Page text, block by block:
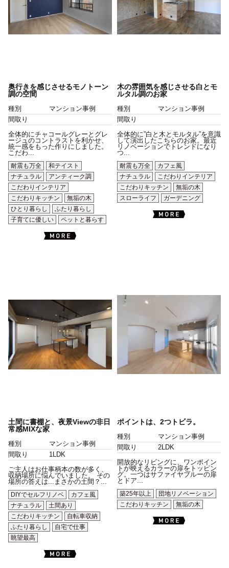
奥行きを感じさせるモノトーン
調の空間
種別
マンション事例
間取り
全体的にチャコールグレーとグレ
ージュのコントラストを利かせ、
統一感をもった作りにしました。
こだわ...
耐震も万全
和テイスト
ナチュラル
アンティーク調
こだわりインテリア
こだわりキッチン
無垢の木
ひとり暮らし
ふたり暮らし
子育てに優しい
ペットと暮らす
木の雰囲気を感じさせる白とモ
ルタル調のお家
種別
マンション事例
間取り
全体的に”白と木とモルタル”を意識
して演出したこちらのお家。最近
リノベーションでトレンドになり
つ...
耐震も万全
カフェ風
ナチュラル
こだわりインテリア
こだわりキッチン
無垢の木
スローライフ
ガーデニング
土間に書棚と、夜景Viewの非日
常感MIXな家
種別
マンション事例
間取り
1LDK
ご主人はお仕事柄本の数が多く、
収納場所に悩んでいました。 その
場所の答えは...まさかの土間？...
DIYでセルフリノベ
カフェ風
ナチュラル
土間あり
こだわりキッチン
自転車収納
ふたり暮らし
自宅で仕事
眺望最高
ポイントは、2つトビラ。
種別
マンション事例
間取り
2LDK
開放的なリビングに、ワンポイン
トが映えるカラーの扉をトッピン
グ。一つはサファイヤブルーの扉
とドア...
築25年以上
団地リノベーション
こだわりキッチン
無垢の木